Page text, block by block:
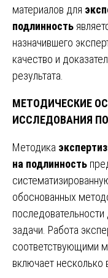
материалов для
подлинность
назначившего
качество и
результата.
МЕТОДИЧЕСКИЕ
ИССЛЕДОВАНИЯ
Методика
на подлинность
обоснованных
задачи. Работа
соответствующими
включает несколько